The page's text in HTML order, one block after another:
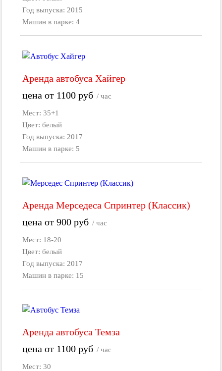
Год выпуска: 2015
Машин в парке: 4
Аренда автобуса Хайгер
цена от 1100руб / час
Мест: 35+1
Цвет: белый
Год выпуска: 2017
Машин в парке: 5
Аренда Мерседеса Спринтер (Классик)
цена от 900руб / час
Мест: 18-20
Цвет: белый
Год выпуска: 2017
Машин в парке: 15
Аренда автобуса Темза
цена от 1100руб / час
Мест: 30